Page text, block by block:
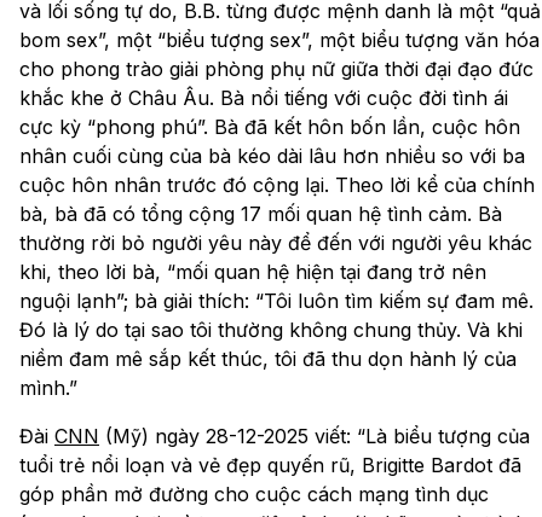
và lối sống tự do, B.B. từng được mệnh danh là một “quả
bom sex”, một “biểu tượng sex”, một biểu tượng văn hóa
cho phong trào giải phòng phụ nữ giữa thời đại đạo đức
khắc khe ở Châu Âu. Bà nổi tiếng với cuộc đời tình ái
cực kỳ “phong phú”. Bà đã kết hôn bốn lần, cuộc hôn
nhân cuối cùng của bà kéo dài lâu hơn nhiều so với ba
cuộc hôn nhân trước đó cộng lại. Theo lời kể của chính
bà, bà đã có tổng cộng 17 mối quan hệ tình cảm. Bà
thường rời bỏ người yêu này để đến với người yêu khác
khi, theo lời bà, “mối quan hệ hiện tại đang trở nên
nguội lạnh”; bà giải thích: “Tôi luôn tìm kiếm sự đam mê.
Đó là lý do tại sao tôi thường không chung thủy. Và khi
niềm đam mê sắp kết thúc, tôi đã thu dọn hành lý của
mình.”
Đài CNN (Mỹ) ngày 28-12-2025 viết: “Là biểu tượng của
tuổi trẻ nổi loạn và vẻ đẹp quyến rũ, Brigitte Bardot đã
góp phần mở đường cho cuộc cách mạng tình dục